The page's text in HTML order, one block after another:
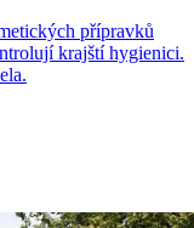
přípravků
krajští hygienici.